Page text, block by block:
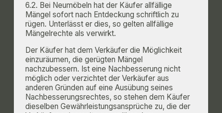
6.2. Bei Neumöbeln hat der Käufer allfällige
Mängel sofort nach Entdeckung schriftlich zu
rügen. Unterlässt er dies, so gelten allfällige
Mängelrechte als verwirkt.
Der Käufer hat dem Verkäufer die Möglichkeit
einzuräumen, die gerügten Mängel
nachzubessern. Ist eine Nachbesserung nicht
möglich oder verzichtet der Verkäufer aus
anderen Gründen auf eine Ausübung seines
Nachbesserungsrechtes, so stehen dem Käufer
dieselben Gewährleistungsansprüche zu, die der